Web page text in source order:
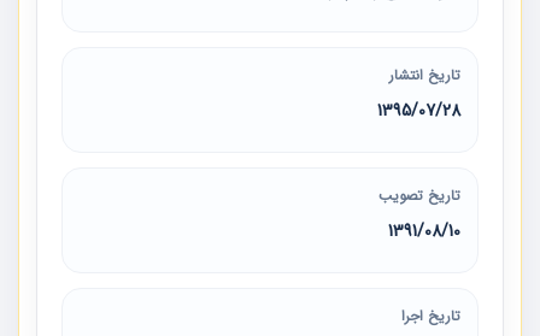
تاریخ انتشار
1395/07/28
تاریخ تصویب
1391/08/10
تاریخ اجرا